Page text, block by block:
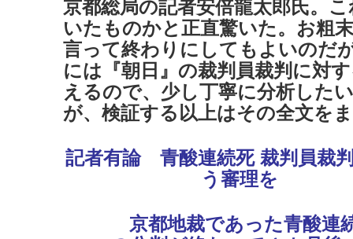
京都総局の記者安倍龍太郎氏。
いたものかと正直驚いた。お粗
言って終わりにしてもよいのだ
には『朝日』の裁判員裁判に対
えるので、少し丁寧に分析した
が、検証する以上はその全文を
記者有論 青酸連続死 裁判員裁
う審理を
京都地裁であった青酸連